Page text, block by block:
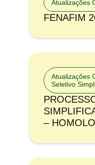
Atualizações
FENAFIM
Atualizações
Seletivo
–